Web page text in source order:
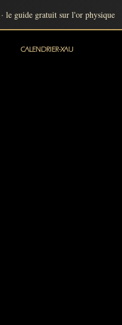
· le guide gratuit sur l'or physique
CALENDRIER-XAU